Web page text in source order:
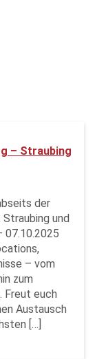
– Straubing
der
und
07.10.2025
– vom
zum
Freut euch
Austausch
[…]